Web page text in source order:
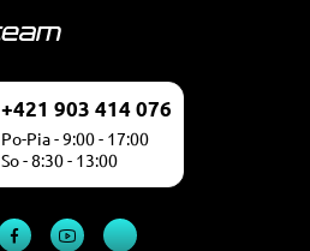
+421 903 414 076
Po-Pia - 9:00 - 17:00
So - 8:30 - 13:00